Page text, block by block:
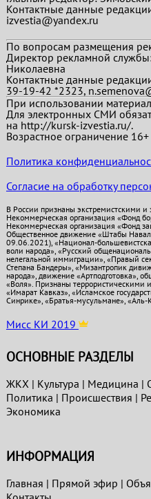
Контактные данные
izvestia@yandex.ru
По вопросам размещения
Директор рекламной
Николаевна
Контактные данные
39-19-42 *2323,
При использовании
Для электронных СМИ
на http://kursk-izvestia.ru/.
Возрастное ограничение 16+
Политика
Согласие на обработку
В России признаны экстремистскими
Некоммерческая организация «Фонд
Некоммерческая организация «Фонд
Общественное движение «Штабы
09.06.2021), «Национал-
воли народа», «Русский
нелегальной иммиграции», «Правый
Степана Бандеры», «Мизантропик
народа», движение «Артподготовка»,
«Воля». Признаны террористическими
«Имарат Кавказ», «Исламское
Синрике», «Братья-мусульмане», «Аль-
Мисс КИ 2019
ОСНОВНЫЕ РАЗДЕЛЫ
ЖКХ | Культура | Медицина |
Политика | Проиcшествия |
Экономика
ИНФОРМАЦИЯ
Главная | Прямой эфир |